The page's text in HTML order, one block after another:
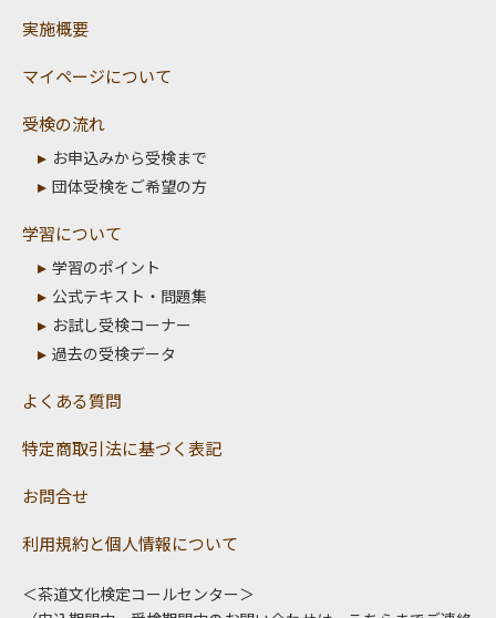
実施概要
マイページについて
受検の流れ
お申込みから受検まで
団体受検をご希望の方
学習について
学習のポイント
公式テキスト・問題集
お試し受検コーナー
過去の受検データ
よくある質問
特定商取引法に基づく表記
お問合せ
利用規約と個人情報について
＜茶道文化検定コールセンター＞